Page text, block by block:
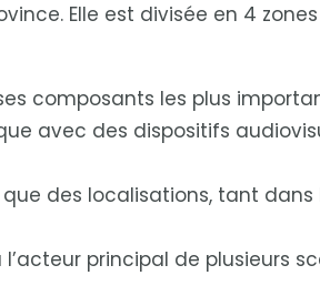
Elle est divisée en 4 zones
composants les plus
avec des dispositifs
des localisations, tant
principal de plusieurs